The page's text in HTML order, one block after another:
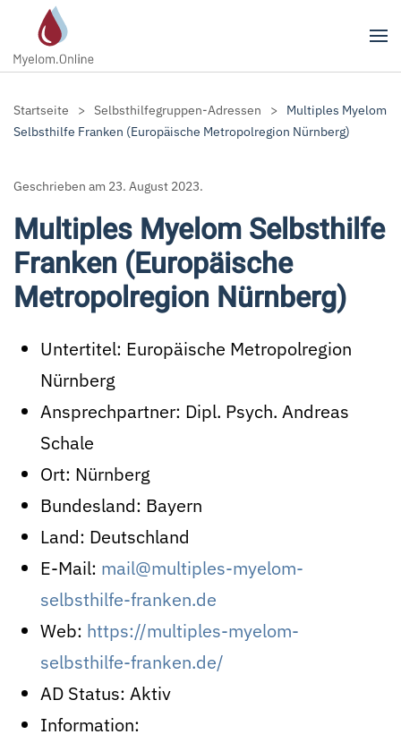
Zum Hauptinhalt springen
Startseite Selbsthilfegruppen-Adressen
Multiples Myelom
Selbsthilfe Franken (Europäische Metropolregion Nürnberg)
Geschrieben am 23. August 2023.
Multiples Myelom Selbsthilfe
Franken (Europäische
Metropolregion Nürnberg)
Untertitel: Europäische Metropolregion
Nürnberg
Ansprechpartner: Dipl. Psych. Andreas
Schale
Ort: Nürnberg
Bundesland: Bayern
Land: Deutschland
E-Mail: mail@multiples-myelom-
selbsthilfe-franken.de
Web: https://multiples-myelom-
selbsthilfe-franken.de/
AD Status: Aktiv
Information: